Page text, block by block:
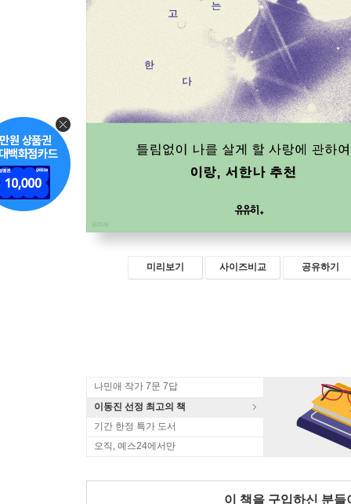
미리보기 사이즈비교 공유하기
나민애 작가 7문 7답
이동진 선정 최고의 책
기간 한정 특가 도서
오직, 예스24에서만
이 책을 구입하신 분